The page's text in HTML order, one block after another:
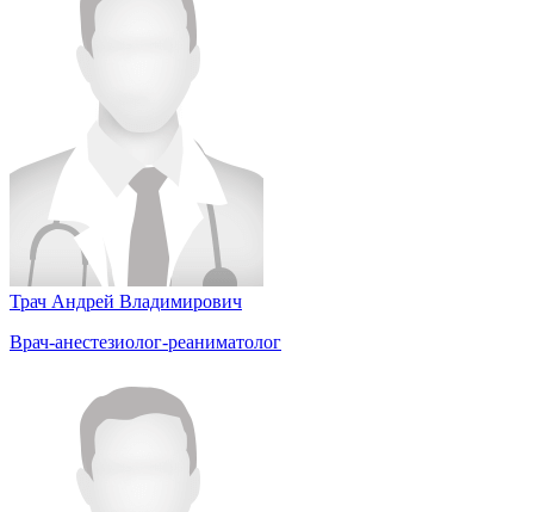
Трач Андрей Владимирович
Врач-анестезиолог-реаниматолог